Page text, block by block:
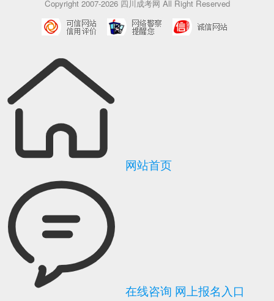
Copyright 2007-2026 四川成考网 All Right Reserved
网站首页
在线咨询 网上报名入口